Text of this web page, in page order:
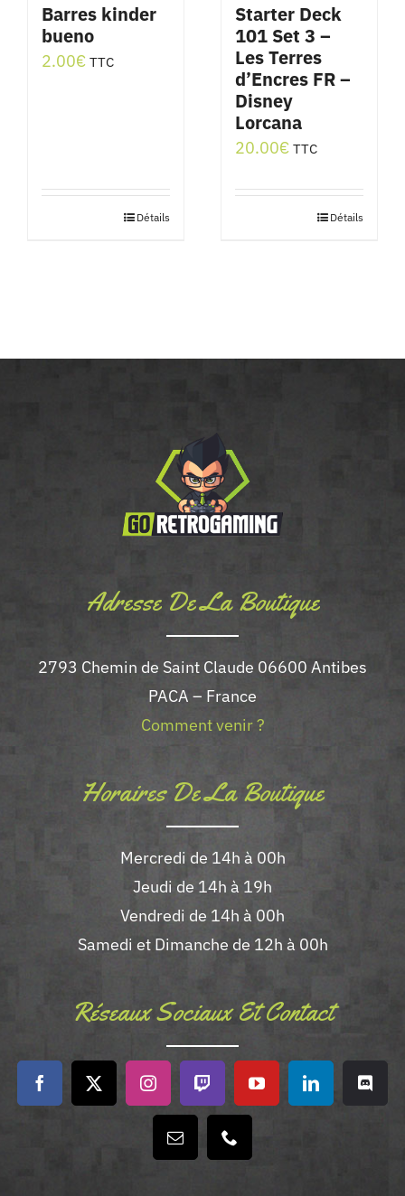
Barres kinder
bueno
2.00€ TTC
Détails
Starter Deck
101 Set 3 –
Les Terres
d’Encres FR –
Disney
Lorcana
20.00€ TTC
Détails
Adresse De La Boutique
2793 Chemin de Saint Claude 06600 Antibes
PACA – France
Comment venir ?
Horaires De La Boutique
Mercredi de 14h à 00h
Jeudi de 14h à 19h
Vendredi de 14h à 00h
Samedi et Dimanche de 12h à 00h
Réseaux Sociaux Et Contact